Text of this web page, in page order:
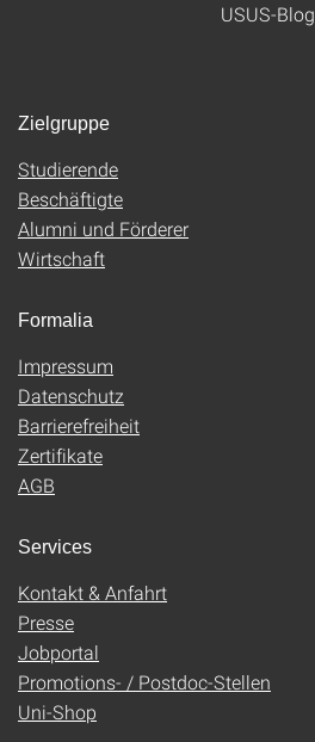
USUS-Blog
Zielgruppe
Studierende
Beschäftigte
Alumni und Förderer
Wirtschaft
Formalia
Impressum
Datenschutz
Barrierefreiheit
Zertifikate
AGB
Services
Kontakt & Anfahrt
Presse
Jobportal
Promotions- / Postdoc-Stellen
Uni-Shop